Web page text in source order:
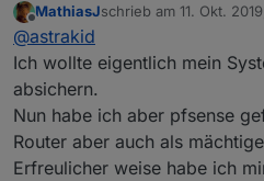
wird an der firewall eh
ich bin auch der
schutzmaßnahmen nicht
dennoch soll auch alles
sein. die balance ist
richtung sicherheit gehen.
wenn man allerdings
mehr als nötig nach
sichere passwörter
gruß,
andre
Offline
MathiasJschrieb am 11. Okt.
zuletzt editiert von
@astrakid
Ich wollte eigentlich mein
absichern.
Nun habe ich aber pfsense
Router aber auch als
Erfreulicher weise habe ich